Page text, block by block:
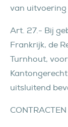
van uitvoering
Art. 27.- Bij
Frankrijk, de
Turnhout,
uitsluitend